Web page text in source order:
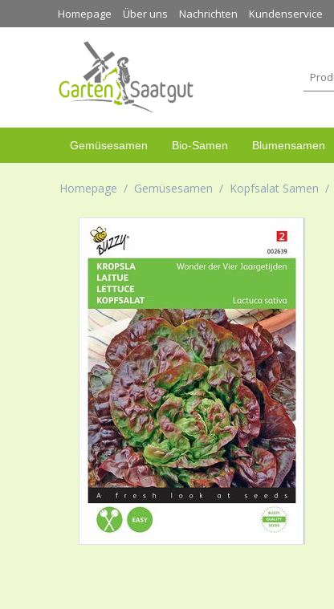
Homepage Über uns Nachrichten Kundenservice
Gemüsesamen Bio-Samen Blumensamen
Homepage / Gemüsesamen / Kopfsalat Samen /